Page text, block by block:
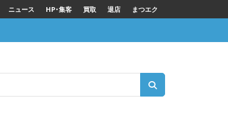
ニュース HP･集客 買取 退店 まつエク